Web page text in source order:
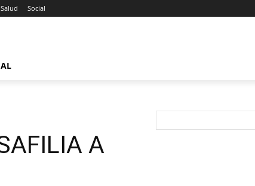
Salud Social
A